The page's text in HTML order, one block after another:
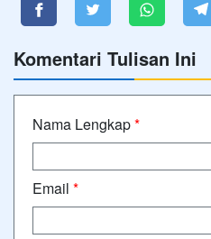
Komentari Tulisan Ini
Nama Lengkap*
Email *